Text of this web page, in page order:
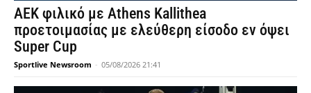
AEK φιλικό με Athens Kallithea
προετοιμασίας με ελεύθερη είσοδο εν όψει
Super Cup
Sportlive Newsroom - 05/08/2026 21:41